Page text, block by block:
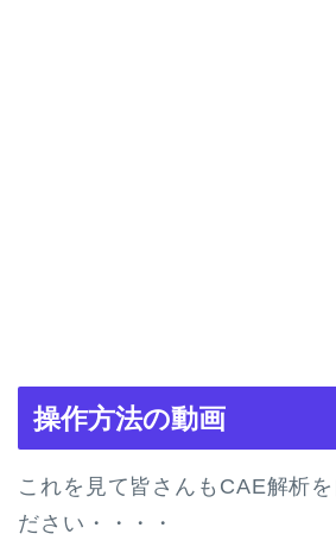
操作方法の動画
これを見て皆さんもCAE解析
ださい・・・・